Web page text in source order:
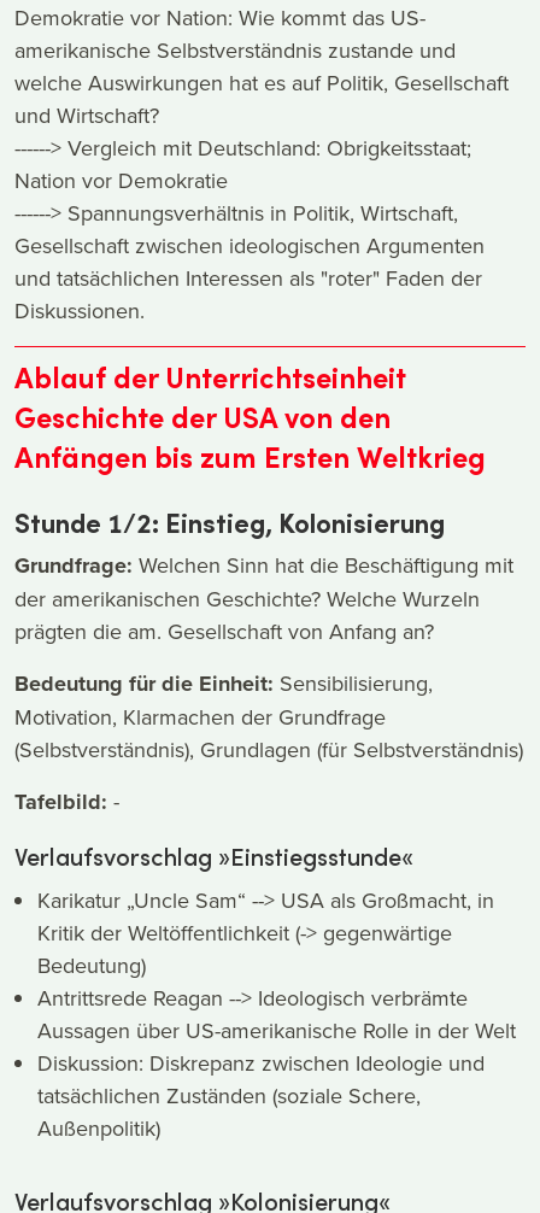
Demokratie vor Nation: Wie kommt das US-
amerikanische Selbstverständnis zustande und
welche Auswirkungen hat es auf Politik, Gesellschaft
und Wirtschaft?
------> Vergleich mit Deutschland: Obrigkeitsstaat;
Nation vor Demokratie
------> Spannungsverhältnis in Politik, Wirtschaft,
Gesellschaft zwischen ideologischen Argumenten
und tatsächlichen Interessen als "roter" Faden der
Diskussionen.
Ablauf der Unterrichtseinheit
Geschichte der USA von den
Anfängen bis zum Ersten Weltkrieg
Stunde 1/2: Einstieg, Kolonisierung
Grundfrage: Welchen Sinn hat die Beschäftigung mit
der amerikanischen Geschichte? Welche Wurzeln
prägten die am. Gesellschaft von Anfang an?
Bedeutung für die Einheit: Sensibilisierung,
Motivation, Klarmachen der Grundfrage
(Selbstverständnis), Grundlagen (für Selbstverständnis)
Tafelbild: -
Verlaufsvorschlag »Einstiegsstunde«
Karikatur „Uncle Sam“ --> USA als Großmacht, in
Kritik der Weltöffentlichkeit (-> gegenwärtige
Bedeutung)
Antrittsrede Reagan --> Ideologisch verbrämte
Aussagen über US-amerikanische Rolle in der Welt
Diskussion: Diskrepanz zwischen Ideologie und
tatsächlichen Zuständen (soziale Schere,
Außenpolitik)
Verlaufsvorschlag »Kolonisierung«